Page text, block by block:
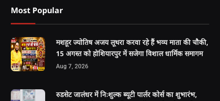
Most Popular
मशहूर ज्योतिष अजय लूथरा करवा रहे हैं भव्य माता की चौकी,
15 अगस्त को होशियारपुर में सजेगा विशाल धार्मिक समागम
Aug 7, 2026
रुडसेट जालंधर में निःशुल्क ब्यूटी पार्लर कोर्स का शुभारंभ,